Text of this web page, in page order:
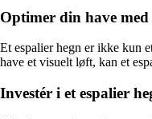
Optimer din have med
Et espalier hegn er ikke kun
have et visuelt løft, kan et
Investér i et espalier